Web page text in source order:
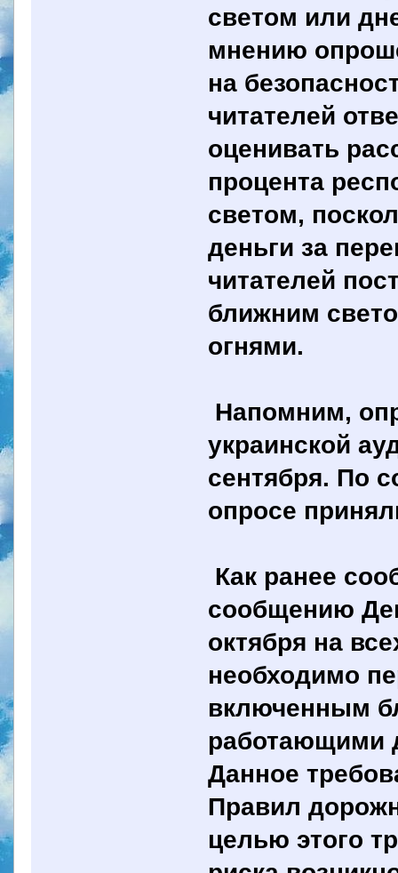
светом или
мнению
на
читателей
оценивать
процента
светом,
деньги за
читателей
ближним
огнями.
Напомним,
украинской
сентября. По
опросе
Как ранее
сообщению
октября на
необходимо
включенным
работающими
Данное
Правил
целью этого